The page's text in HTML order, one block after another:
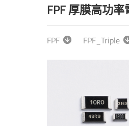
FPF 厚膜高功率
FPF FPF_Triple